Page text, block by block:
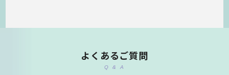
よくあるご質問
Q & A